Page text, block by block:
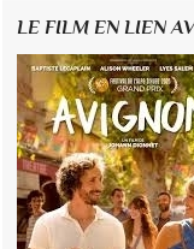
LE FILM EN LIEN